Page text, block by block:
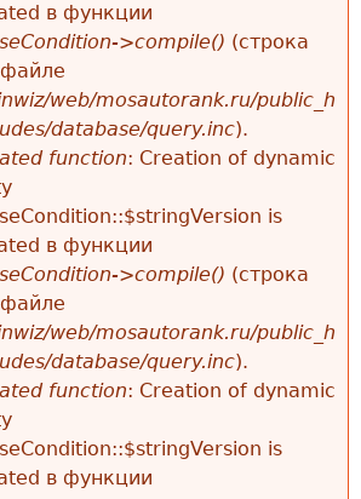
в функции
>compile() (строка
web/mosautorank.ru/public_h
database/query.inc).
function: Creation of dynamic
is
в функции
>compile() (строка
web/mosautorank.ru/public_h
database/query.inc).
function: Creation of dynamic
is
в функции